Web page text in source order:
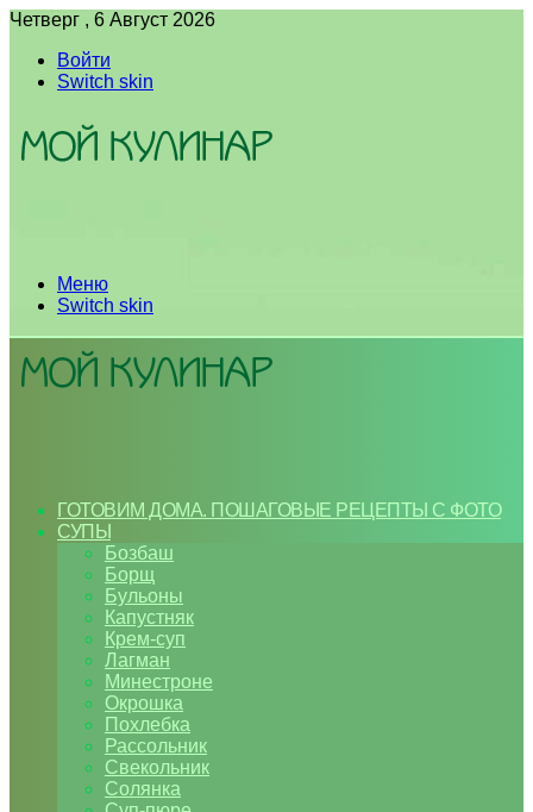
Четверг , 6 Август 2026
Войти
Switch skin
Меню
Switch skin
ГОТОВИМ ДОМА. ПОШАГОВЫЕ РЕЦЕПТЫ С ФОТО
СУПЫ
Бозбаш
Борщ
Бульоны
Капустняк
Крем-суп
Лагман
Минестроне
Окрошка
Похлебка
Рассольник
Свекольник
Солянка